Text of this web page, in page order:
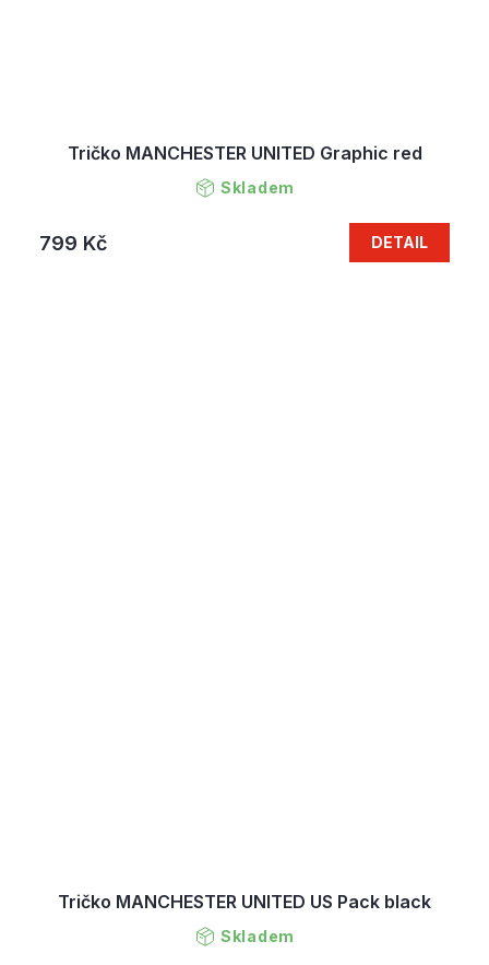
Tričko MANCHESTER UNITED Graphic red
Skladem
799 Kč DETAIL
Tričko MANCHESTER UNITED US Pack black
Skladem